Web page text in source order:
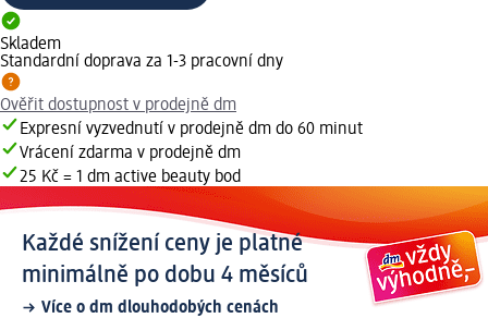
Skladem
Standardní doprava za 1-3 pracovní dny
Ověřit dostupnost v prodejně dm
Expresní vyzvednutí v prodejně dm do 60 minut
Vrácení zdarma v prodejně dm
25 Kč = 1 dm active beauty bod
Každé snížení ceny je platné
minimálně po dobu 4 měsíců
Více o dm dlouhodobých cenách